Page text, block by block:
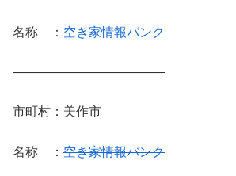
名称 ： 空き家情報バンク
————————————
市町村：美作市
名称 ： 空き家情報バンク